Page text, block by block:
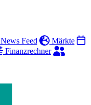
News Feed
Märkte
Finanzrechner